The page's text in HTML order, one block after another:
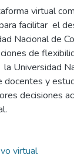
virtual
facilitar el
Nacional de
de
Universidad
docentes y
decisiones
virtual